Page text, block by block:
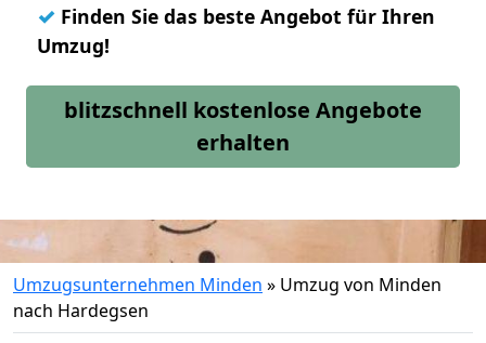
✓ Finden Sie das beste Angebot für Ihren
Umzug!
blitzschnell kostenlose Angebote
erhalten
Umzugsunternehmen Minden » Umzug von Minden
nach Hardegsen